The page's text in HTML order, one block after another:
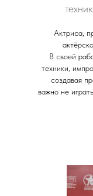
Актриса,
В своей
техники,
создавая
важно не